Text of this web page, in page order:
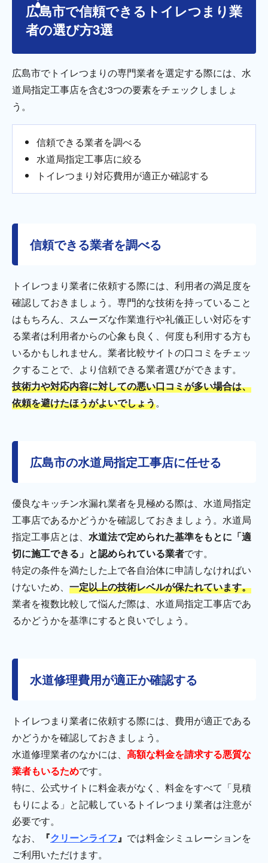
広島市で信頼できるトイレつまり業
者の選び方3選
広島市でトイレつまりの専門業者を選定する際には、水
道局指定工事店を含む3つの要素をチェックしましょ
う。
信頼できる業者を調べる
水道局指定工事店に絞る
トイレつまり対応費用が適正か確認する
信頼できる業者を調べる
トイレつまり業者に依頼する際には、利用者の満足度を
確認しておきましょう。専門的な技術を持っていること
はもちろん、スムーズな作業進行や礼儀正しい対応をす
る業者は利用者からの心象も良く、何度も利用する方も
いるかもしれません。業者比較サイトの口コミをチェッ
クすることで、より信頼できる業者選びができます。
技術力や対応内容に対しての悪い口コミが多い場合は、
依頼を避けたほうがよいでしょう。
広島市の水道局指定工事店に任せる
優良なキッチン水漏れ業者を見極める際は、水道局指定
工事店であるかどうかを確認しておきましょう。水道局
指定工事店とは、 水道法で定められた基準をもとに「適
切に施工できる」と認められている業者です。
特定の条件を満たした上で各自治体に申請しなければい
けないため、 一定以上の技術レベルが保たれています。
業者を複数比較して悩んだ際は、水道局指定工事店であ
るかどうかを基準にすると良いでしょう。
水道修理費用が適正か確認する
トイレつまり業者に依頼する際には、費用が適正である
かどうかを確認しておきましょう。
水道修理業者のなかには、 高額な料金を請求する悪質な
業者もいるためです。
特に、公式サイトに料金表がなく、料金をすべて「見積
もりによる」と記載しているトイレつまり業者は注意が
必要です。
なお、
『クリーンライフ』 では料金シミュレーションを
ご利用いただけます。